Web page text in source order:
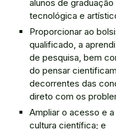
alunos de
tecnológica e
Proporcionar ao
qualificado, a
de pesquisa, bem
do pensar
decorrentes das
direto com os
Ampliar o acesso e
cultura científica; e